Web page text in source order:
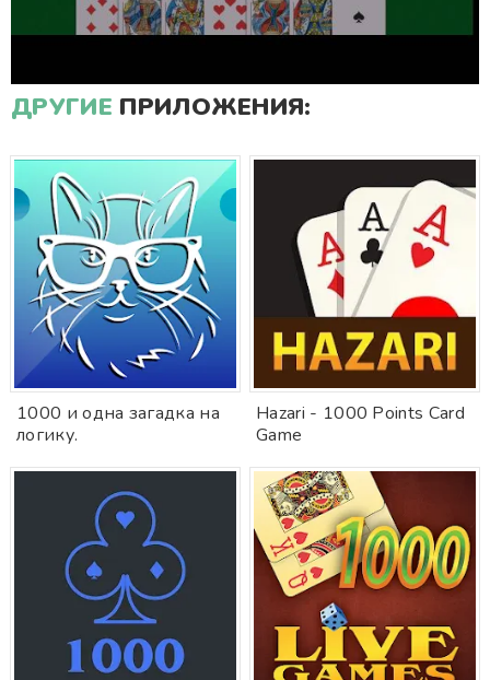
ДРУГИЕ ПРИЛОЖЕНИЯ:
1000 и одна загадка на
логику.
Hazari - 1000 Points Card
Game